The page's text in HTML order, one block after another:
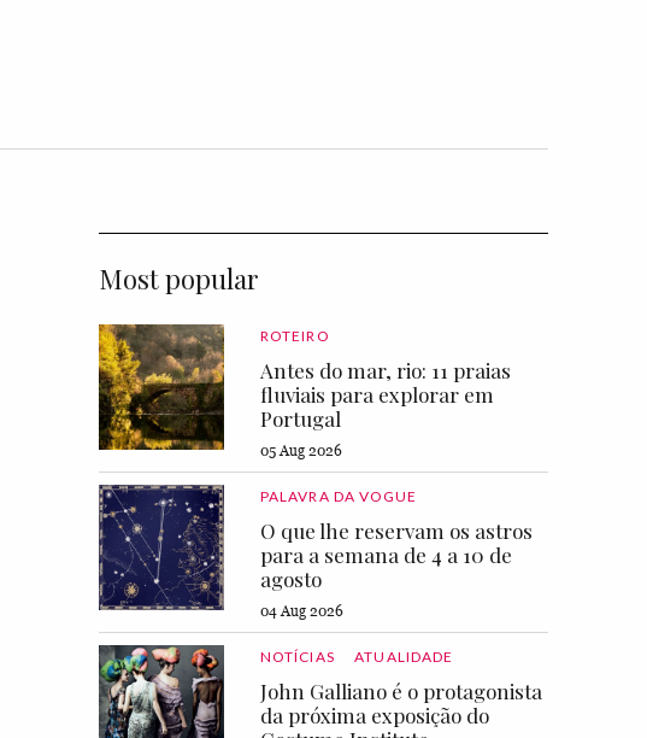
Most popular
ROTEIRO
Antes do mar, rio: 11 praias
fluviais para explorar em
Portugal
05 Aug 2026
PALAVRA DA VOGUE
O que lhe reservam os astros
para a semana de 4 a 10 de
agosto
04 Aug 2026
NOTÍCIAS ATUALIDADE
John Galliano é o protagonista
da próxima exposição do